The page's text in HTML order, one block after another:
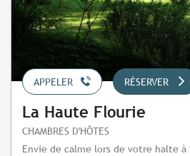
APPELER RÉSERVER
La Haute Flourie
CHAMBRES D'HÔTES
Envie de calme lors de votre halte à